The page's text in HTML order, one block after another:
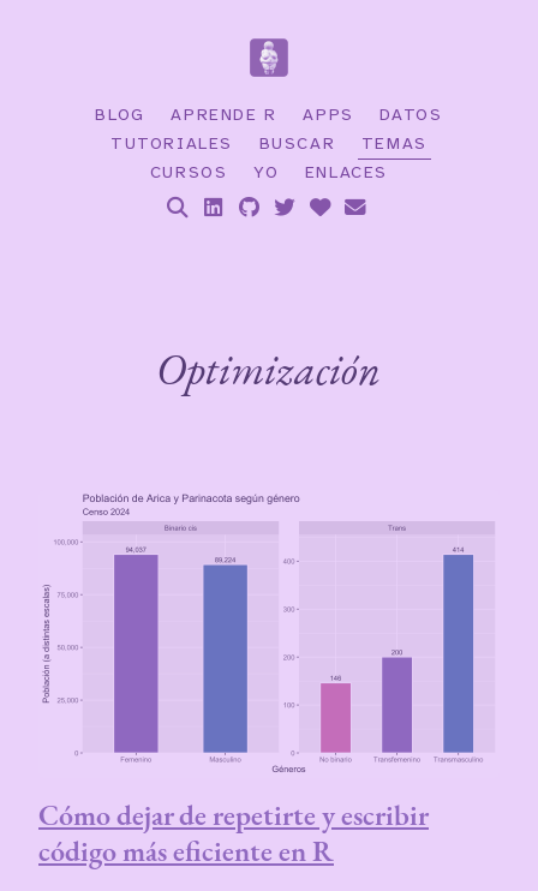
BLOG APRENDE R APPS
DATOS
TUTORIALES
BUSCAR
TEMAS
CURSOS
YO ENLACES
Optimización
Cómo dejar de repetirte y escribir
código más eficiente en R